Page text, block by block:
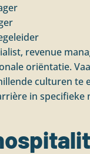
revenue
oriëntatie.
culturen te
in specifieke